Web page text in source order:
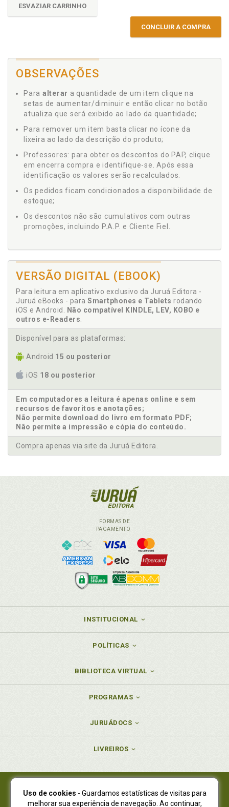
ESVAZIAR CARRINHO
CONCLUIR A COMPRA
OBSERVAÇÕES
Para alterar a quantidade de um item clique na
setas de aumentar/diminuir e então clicar no botão
atualiza que será exibido ao lado da quantidade;
Para remover um item basta clicar no ícone da
lixeira ao lado da descrição do produto;
Professores: para obter os descontos do PAP, clique
em encerra compra e identifique-se. Após essa
identificação os valores serão recalculados.
Os pedidos ficam condicionados a disponibilidade de
estoque;
Os descontos não são cumulativos com outras
promoções, incluindo P.A.P. e Cliente Fiel.
VERSÃO DIGITAL (EBOOK)
Para leitura em aplicativo exclusivo da Juruá Editora -
Juruá eBooks - para Smartphones e Tablets rodando
iOS e Android.
Não compatível KINDLE, LEV, KOBO e
outros e-Readers
Disponível para as plataformas:
Android 15 ou posterior
iOS 18 ou posterior
Em computadores a leitura é apenas online e sem
recursos de favoritos e anotações;
Não permite download do livro em formato PDF;
Não permite a impressão e cópia do conteúdo.
Compra apenas via site da Juruá Editora.
FORMAS DE
PAGAMENTO
INSTITUCIONAL
POLÍTICAS
BIBLIOTECA VIRTUAL
PROGRAMAS
JURUÁDOCS
LIVREIROS
Juruá Editora Ltda., CNPJ 77.535.508/0001-19
Uso de cookies - Guardamos estatísticas de visitas para
melhorar sua experiência de navegação. Ao continuar,